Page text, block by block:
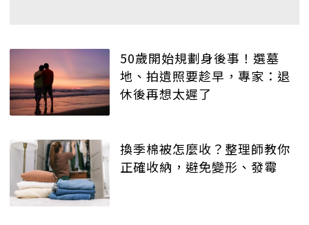
50歲開始規劃身後事！選墓
地、拍遺照要趁早，專家：退
休後再想太遲了
換季棉被怎麼收？整理師教你
正確收納，避免變形、發霉